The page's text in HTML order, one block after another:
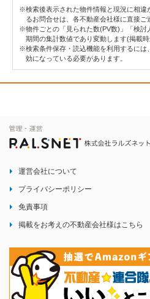
※検索後表示された物件情報と現況に相違
るお問合せは、各不動産会社様に直接ご
※物件ごとの「見られた数(PV数)」「検討
期間の集計数値であり変動します(掲載
※検索条件保存・読込機能を利用するには
効になっている必要があります。
運営会社について
プライバシーポリシー
免責事項
掲載をお考えの不動産会社様はこちら